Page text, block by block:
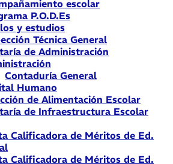
escolar
P.O.D.Es
y estudios
Técnica General
de Administración
Contaduría General
Humano
de Alimentación Escolar
de Infraestructura Escolar
Calificadora de Méritos de Ed.
Calificadora de Méritos de Ed.